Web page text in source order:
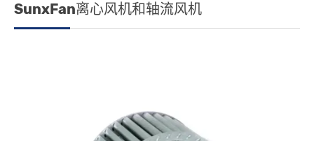
SunxFan离心风机和轴流风机